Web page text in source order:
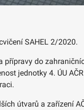
SAHEL 2/2020.
do
jednotky 4. ÚU
útvarů a zařízení